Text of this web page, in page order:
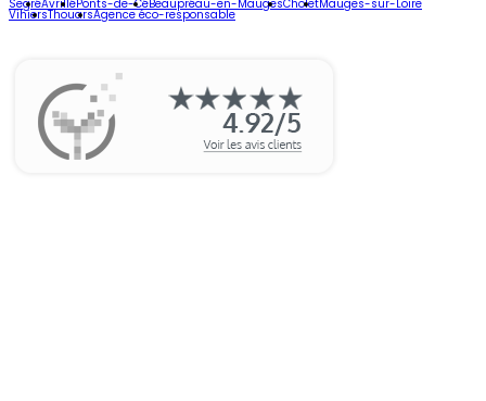
SegréAvrilléPonts-de-CéBeaupréau-en-MaugesCholetMauges-sur-Loire
VihiersThouarsAgence éco-responsable